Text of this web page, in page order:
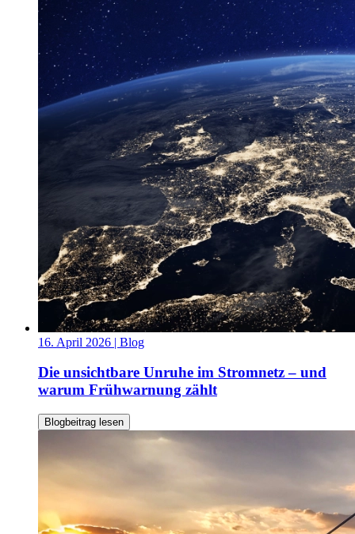
16. April 2026 | Blog
Die unsichtbare Unruhe im Stromnetz – und
warum Frühwarnung zählt
Blogbeitrag lesen